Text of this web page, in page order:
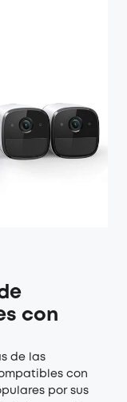
con
de las
con
por sus